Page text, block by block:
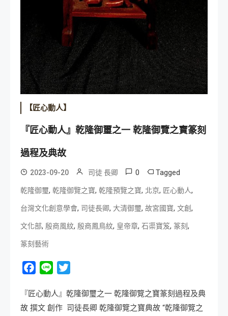
【匠心動人】
『匠心動人』乾隆御璽之一 乾隆御覽之寶篆刻
過程及典故
2023-09-20 司徒 長卿 0 Tagged
乾隆御璽, 乾隆御覽之寶, 乾隆預覽之寶, 北京, 匠心動人,
台灣文化創意學會, 司徒長卿, 大清御璽, 故宮國寶, 文創 ,
文化部, 殷商風紋, 殷商鳳鳥紋, 皇帝章, 石渠寶笈, 篆刻,
篆刻藝術
Facebook
Line
『匠心動人』乾隆御璽之一 乾隆御覽之寶篆刻過程及典
故 撰文 創作 司徒長卿 乾隆御覽之寶典故 “乾隆御覽之